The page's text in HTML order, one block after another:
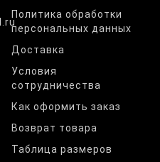
Политика обработки
персональных данных
Доставка
Условия
сотрудничества
Как оформить заказ
Возврат товара
Таблица размеров